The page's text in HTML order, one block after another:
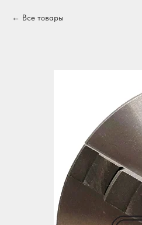
Все товары